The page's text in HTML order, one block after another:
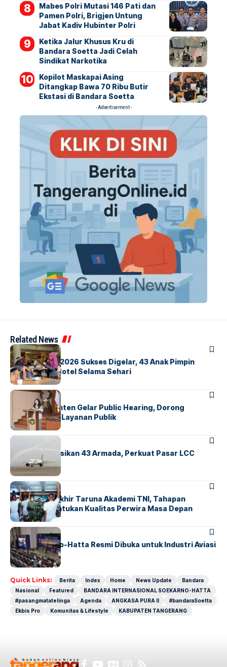
Mabes Polri Mutasi 146 Pati dan
Pamen Polri, Brigjen Untung
Jabat Kadiv Hubinter Polri
Ketika Jalur Khusus Kru di
Bandara Soetta Jadi Celah
Sindikat Narkotika
Kopilot Maskapai Asing
Ditangkap Bawa 70 Ribu Butir
Ekstasi di Bandara Soetta
- Advertisement -
Related News
BERITAINDEX
GM For A Day 2026 Sukses Digelar, 43 Anak Pimpin
Operasional Hotel Selama Sehari
BANDARA BERITA
Karantina Banten Gelar Public Hearing, Dorong
Transparansi Layanan Publik
BANDARA
Citilink Operasikan 43 Armada, Perkuat Pasar LCC
Nasional
BERITA
Sidang Pantukhir Taruna Akademi TNI, Tahapan
Strategis Tentukan Kualitas Perwira Masa Depan
BANDARA BERITA
IALC Soekarno-Hatta Resmi Dibuka untuk Industri Aviasi
Dunia
Quick Links: Berita Index Home News Update
Bandara
Nasional
Featured
BANDARA INTERNASIONAL SOEKARNO-HATTA
#pasangmatatelinga
Agenda ANGKASA PURA II
#bandaraSoetta
Ekbis Pro
Komunitas & Lifestyle KABUPATEN TANGERANG